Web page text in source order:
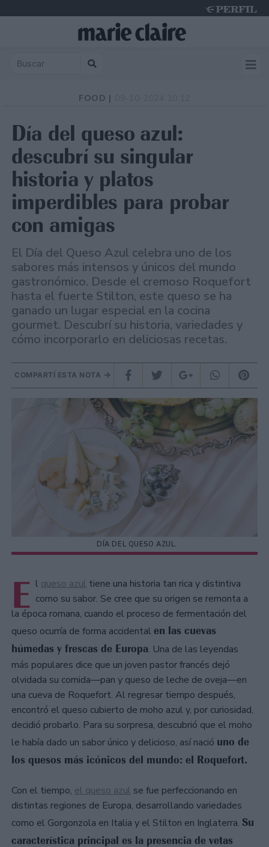
FOOD |
Día del queso azul:
descubrí su singular
historia y platos
imperdibles para probar
con amigas
El Día del Queso Azul celebra uno de los
sabores más intensos y únicos del mundo
gastronómico. Desde el cremoso Roquefort
hasta el fuerte Stilton, este queso se ha
ganado un lugar especial en la cocina
gourmet. Descubrí su historia, variedades y
cómo incorporarlo en deliciosas recetas.
COMPARTÍ ESTA NOTA
DÍA DEL QUESO AZUL.
E l queso azul tiene una historia tan rica y distintiva
como su sabor. Se cree que su origen se remonta a
la época romana, cuando el proceso de fermentación del
queso ocurría de forma accidental en las cuevas
húmedas y frescas de Europa. Una de las leyendas
más populares dice que un joven pastor francés dejó
olvidada su comida—pan y queso de leche de oveja—en
una cueva de Roquefort. Al regresar tiempo después,
encontró el queso cubierto de moho azul y, por curiosidad,
decidió probarlo. Para su sorpresa, descubrió que el moho
le había dado un sabor único y delicioso, así nació uno de
los quesos más icónicos del mundo: el Roquefort.
Con el tiempo, el queso azul se fue perfeccionando en
distintas regiones de Europa, desarrollando variedades
como el Gorgonzola en Italia y el Stilton en Inglaterra. Su
característica principal es la presencia de vetas